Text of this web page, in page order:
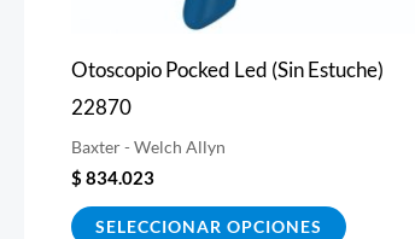
Otoscopio Pocked Led (Sin Estuche)
22870
Baxter - Welch Allyn
$ 834.023
SELECCIONAR OPCIONES
en
producto